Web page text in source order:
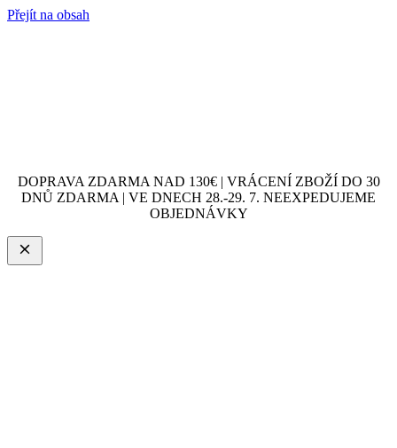
Přejít na obsah
DOPRAVA ZDARMA NAD 130€ | VRÁCENÍ ZBOŽÍ DO 30
DNŮ ZDARMA | VE DNECH 28.-29. 7. NEEXPEDUJEME
OBJEDNÁVKY